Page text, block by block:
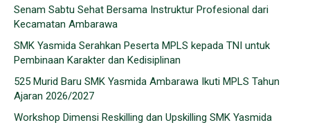
Senam Sabtu Sehat Bersama Instruktur Profesional dari
Kecamatan Ambarawa
SMK Yasmida Serahkan Peserta MPLS kepada TNI untuk
Pembinaan Karakter dan Kedisiplinan
525 Murid Baru SMK Yasmida Ambarawa Ikuti MPLS Tahun
Ajaran 2026/2027
Workshop Dimensi Reskilling dan Upskilling SMK Yasmida